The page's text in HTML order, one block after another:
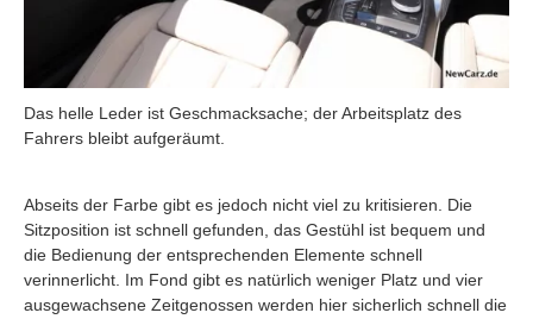
Das helle Leder ist Geschmacksache; der Arbeitsplatz des
Fahrers bleibt aufgeräumt.
Abseits der Farbe gibt es jedoch nicht viel zu kritisieren. Die
Sitzposition ist schnell gefunden, das Gestühl ist bequem und
die Bedienung der entsprechenden Elemente schnell
verinnerlicht. Im Fond gibt es natürlich weniger Platz und vier
ausgewachsene Zeitgenossen werden hier sicherlich schnell die